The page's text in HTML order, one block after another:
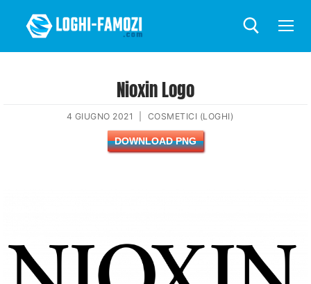
Nioxin Logo
4 GIUGNO 2021 COSMETICI (LOGHI)
DOWNLOAD PNG